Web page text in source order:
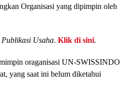
Organisasi yang dipimpin oleh
Usaha. Klik di sini.
oraganisasi UN-SWISSINDO
yang saat ini belum diketahui